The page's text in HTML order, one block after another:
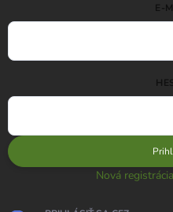
E-
Nová registrácia